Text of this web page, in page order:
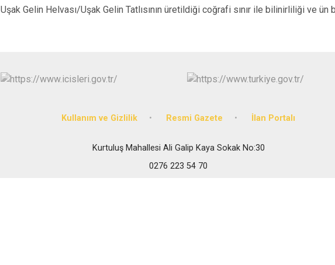
Uşak Gelin Helvası/Uşak Gelin Tatlısının üretildiği coğrafi sınır ile bilinirliliği ve ün
Kullanım ve Gizlilik Resmi Gazete İlan Portalı
Kurtuluş Mahallesi Ali Galip Kaya Sokak No:30
0276 223 54 70